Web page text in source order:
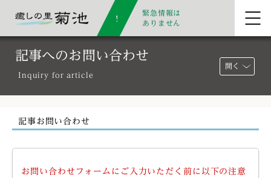
緊急情報は
ありません
記事へのお問い合わせ
Inquiry for article
開く
記事お問い合わせ
お問い合わせフォームにご入力いただく前に以下の注意